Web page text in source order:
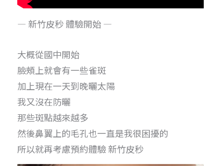
— 新竹皮秒 體驗開始 —
大概從國中開始
臉頰上就會有一些雀斑
加上現在一天到晚曬太陽
我又沒在防曬
那些斑點越來越多
然後鼻翼上的毛孔也一直是我很困擾的
所以就再考慮預約體驗 新竹皮秒